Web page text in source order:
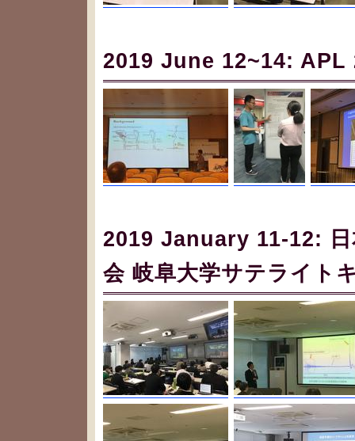
2019 June 12~14:
2019 January 11-12: 日
会 岐阜大学サテライト